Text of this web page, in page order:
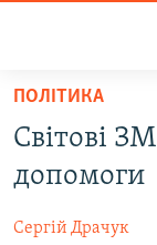
Перейти
основного
матеріалу
до
ПОЛІТИКА
ПОЛІТИКА
Світові
допомоги
Сергій Драчук